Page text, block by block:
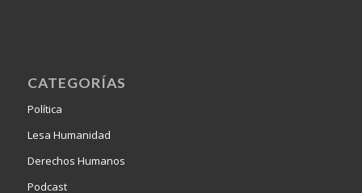
CATEGORÍAS
Política
Lesa Humanidad
Derechos Humanos
Podcast